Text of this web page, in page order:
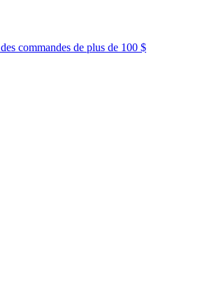
des commandes de plus de 100 $